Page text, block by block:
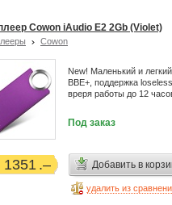
Cowon iAudio E2 2Gb (Violet)
Cowon
New! Маленький и
BBE+, поддержка
вреря работы до 12
Под заказ
1351 Добавить в
удалить из